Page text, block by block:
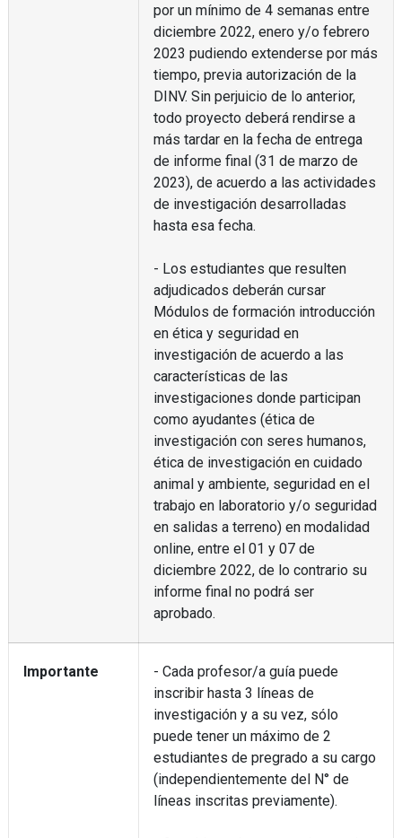
por un mínimo de 4 semanas entre
diciembre 2022, enero y/o febrero
2023 pudiendo extenderse por más
tiempo, previa autorización de la
DINV. Sin perjuicio de lo anterior,
todo proyecto deberá rendirse a
más tardar en la fecha de entrega
de informe final (31 de marzo de
2023), de acuerdo a las actividades
de investigación desarrolladas
hasta esa fecha.
- Los estudiantes que resulten
adjudicados deberán cursar
Módulos de formación introducción
en ética y seguridad en
investigación de acuerdo a las
características de las
investigaciones donde participan
como ayudantes (ética de
investigación con seres humanos,
ética de investigación en cuidado
animal y ambiente, seguridad en el
trabajo en laboratorio y/o seguridad
en salidas a terreno) en modalidad
online, entre el 01 y 07 de
diciembre 2022, de lo contrario su
informe final no podrá ser
aprobado.
Importante
- Cada profesor/a guía puede
inscribir hasta 3 líneas de
investigación y a su vez, sólo
puede tener un máximo de 2
estudiantes de pregrado a su cargo
(independientemente del N° de
líneas inscritas previamente).